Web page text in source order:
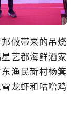
做带来的吊烧
艺都海鲜酒家
渔民新村杨箕
龙虾和咕噜鸡